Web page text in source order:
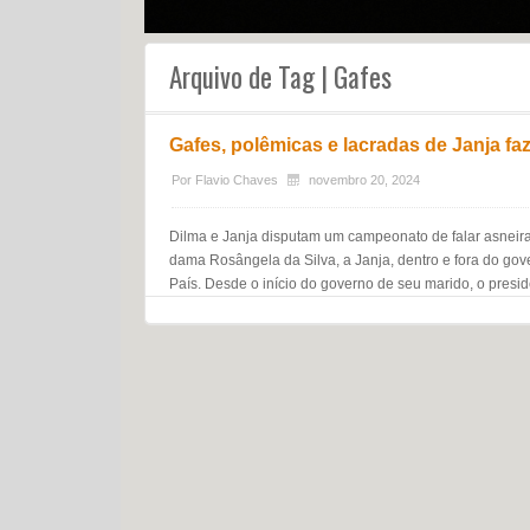
Arquivo de Tag | Gafes
Gafes, polêmicas e lacradas de Janja
Por Flavio Chaves novembro 20, 2024
Dilma e Janja disputam um campeonato de falar
dama Rosângela da Silva, a Janja, dentro e fora do
País. Desde o início do governo de seu marido, o